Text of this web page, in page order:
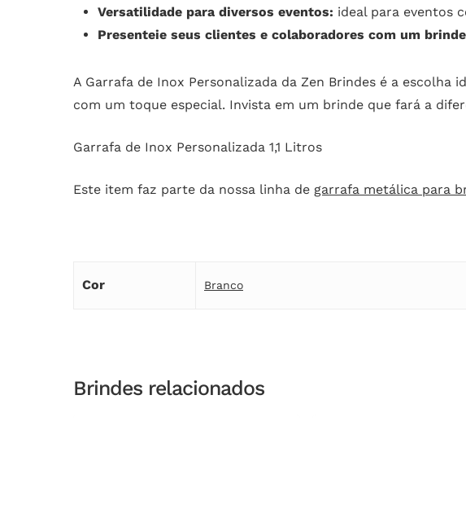
Versatilidade para diversos eventos: ideal para eventos
Presenteie seus clientes e colaboradores com um
A Garrafa de Inox Personalizada da Zen Brindes é a
com um toque especial. Invista em um brinde que fará a
Garrafa de Inox Personalizada 1,1 Litros
Este item faz parte da nossa linha de garrafa metálica para
Cor Branco
Brindes relacionados